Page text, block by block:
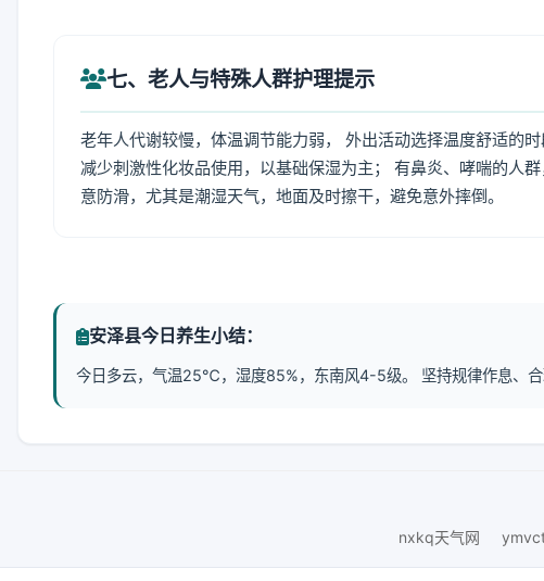
七、老人与特殊人群护理提示
老年人代谢较慢，体温调节能力弱， 外出活动选择温度舒适的
减少刺激性化妆品使用，以基础保湿为主； 有鼻炎、哮喘的人
意防滑，尤其是潮湿天气，地面及时擦干，避免意外摔倒。
安泽县今日养生小结：
今日多云，气温25℃，湿度85%，东南风4-5级。 坚持规律作息、合
nxkq天气网